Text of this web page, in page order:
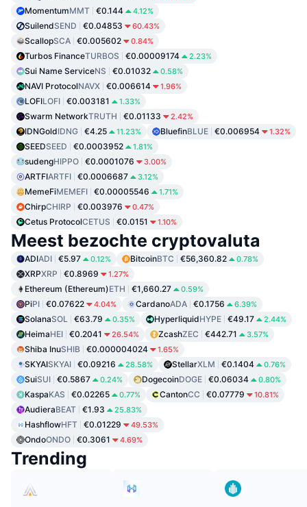
MomentumMMT €0.144 4.12%
SuilendSEND €0.04853 60.43%
ScallopSCA €0.005602 0.84%
Turbos FinanceTURBOS €0.00009174 2.23%
Sui Name ServiceNS €0.01032 0.58%
NAVI ProtocolNAVX €0.006614 1.96%
LOFILOFI €0.003181 1.33%
Swarm NetworkTRUTH €0.01133 2.42%
IDNGoldIDNG €4.25 11.23% BluefinBLUE €0.006954 1.32%
SEEDSEED €0.0003952 1.81%
sudengHIPPO €0.0001076 3.00%
ARTFIARTFI €0.0006687 3.12%
MemeFiMEMEFI €0.00005546 1.71%
ChirpCHIRP €0.003976 0.47%
Cetus ProtocolCETUS €0.0151 1.10%
Meest bezochte cryptovaluta
ADIADI €5.97 0.12% BitcoinBTC €56,360.82 0.78%
XRPXRP €0.8969 1.27%
Ethereum (Ethereum)ETH €1,660.27 0.59%
PiPI €0.07622 4.04% CardanoADA €0.1756 6.39%
SolanaSOL €63.79 0.35% HyperliquidHYPE €49.17 2.44%
HeimaHEI €0.2041 26.54% ZcashZEC €442.71 3.57%
Shiba InuSHIB €0.000004024 1.65%
SKYAISKYAI €0.09216 28.58% StellarXLM €0.1404 0.76%
SuiSUI €0.5867 0.24% DogecoinDOGE €0.06034 0.80%
KaspaKAS €0.02265 0.77% CantonCC €0.07779 10.81%
AudieraBEAT €1.93 25.83%
HashflowHFT €0.01229 49.53%
OndoONDO €0.3061 4.69%
Trending